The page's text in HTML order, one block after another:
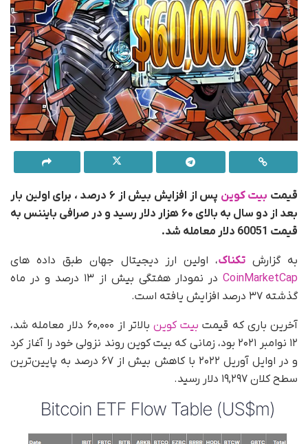
قیمت بیت کوین
پس از افزایش بیش از ۶ درصد ، برای اولین بار
بعد از دو سال به بالای ۶۰ هزار دلار رسید و در صرافی بایننس به
قیمت 60051 دلار معامله شد.
به گزارش‌ تکناک، اولین ارز دیجیتال جهان طبق داده های
CoinMarketCap
در نمودار هفتگی بیش از ۱۳ درصد و در ماه
گذشته ۳۷ درصد افزایش یافته است.
آخرین باری که قیمت بیت کوین
بالاتر از ۶۰,۰۰۰ دلار معامله شد،
۱۲ نوامبر ۲۰۲۱ بود، زمانی که بیت کوین روند نزولی خود را آغاز کرد
و در اوایل آوریل ۲۰۲۲ با کاهش بیش از ۶۷ درصد به پایین‌ترین
سطح کلان ۱۹,۲۹۷ دلار رسید.